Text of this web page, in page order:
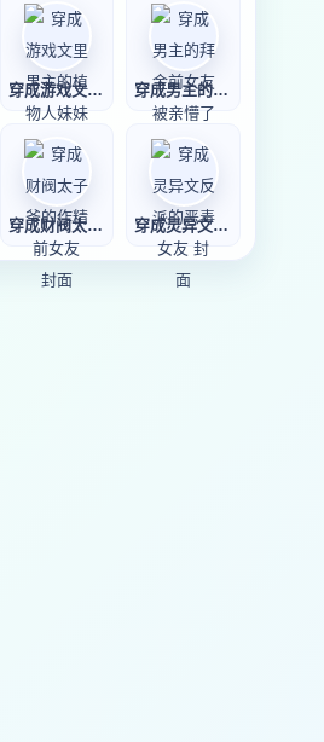
穿成游戏文里男主 穿成男主的拜金前
穿成财阀太子爷的 穿成灵异文反派的